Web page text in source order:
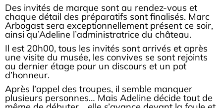
Des invités de marque sont au rendez-vous et
chaque détail des préparatifs sont finalisés. Marc
Arbogast sera exceptionnellement présent ce soir,
ainsi qu’Adeline l’administratrice du château.
Il est 20h00, tous les invités sont arrivés et après
une visite du musée, les convives se sont rejoints
au dernier étage pour un discours et un pot
d’honneur.
Après l’appel des troupes, il semble manquer
plusieurs personnes… Mais Adeline décide tout de